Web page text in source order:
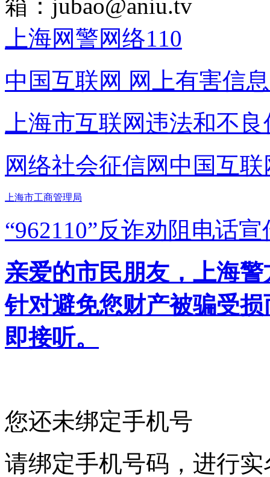
箱： jubao@aniu.tv
上海网警网络110
中国互联网 网上有害信
上海市互联网违法和不
网络社会征信网 中国互
上海市工商管理局
“962110”反诈劝阻电话宣
亲爱的市民朋友，上海
针对避免您财产被骗受
即接听。
您还未绑定手机号
请绑定手机号码，进行